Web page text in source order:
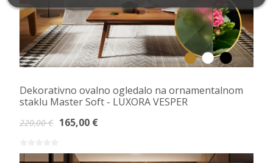
Dekorativno ovalno ogledalo na ornamentalnom
staklu Master Soft - LUXORA VESPER
220,00 € 165,00 €